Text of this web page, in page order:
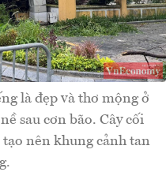
là đẹp và thơ mộng ở
sau cơn bão. Cây cối
nên khung cảnh tan